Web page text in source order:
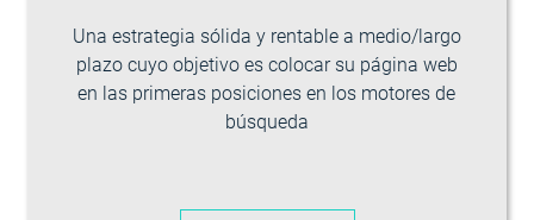
Una estrategia sólida y rentable a medio/largo
plazo cuyo objetivo es colocar su página web
en las primeras posiciones en los motores de
búsqueda